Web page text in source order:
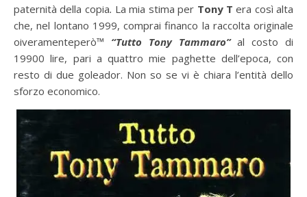
paternità della copia. La mia stima per Tony T era così alta
che, nel lontano 1999, comprai financo la raccolta originale
oiveramenteperò™ “Tutto Tony Tammaro”al costo di
19900 lire, pari a quattro mie paghette dell’epoca, con
resto di due goleador. Non so se vi è chiara l’entità dello
sforzo economico.